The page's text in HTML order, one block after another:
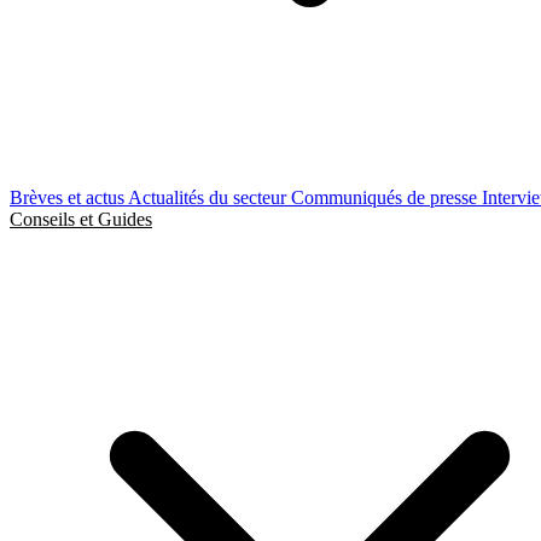
Brèves et actusActualités du secteurCommuniqués de presse
Conseils et Guides